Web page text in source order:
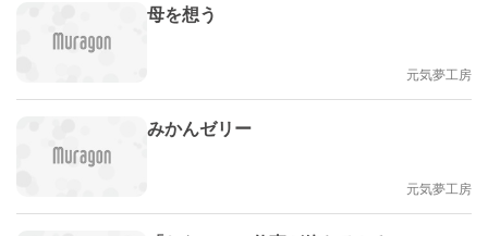
母を想う
元気夢工房
みかんゼリー
元気夢工房